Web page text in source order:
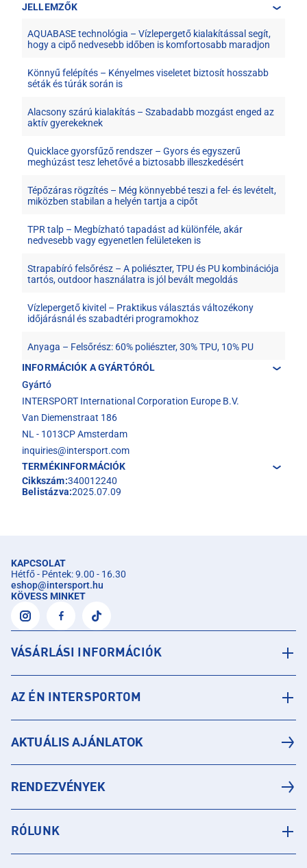
JELLEMZŐK
AQUABASE technológia – Vízlepergető kialakítással segít,
hogy a cipő nedvesebb időben is komfortosabb maradjon
Könnyű felépítés – Kényelmes viseletet biztosít hosszabb
séták és túrák során is
Alacsony szárú kialakítás – Szabadabb mozgást enged az
aktív gyerekeknek
Quicklace gyorsfűző rendszer – Gyors és egyszerű
meghúzást tesz lehetővé a biztosabb illeszkedésért
Tépőzáras rögzítés – Még könnyebbé teszi a fel- és levételt,
miközben stabilan a helyén tartja a cipőt
TPR talp – Megbízható tapadást ad különféle, akár
nedvesebb vagy egyenetlen felületeken is
Strapabíró felsőrész – A poliészter, TPU és PU kombinációja
tartós, outdoor használatra is jól bevált megoldás
Vízlepergető kivitel – Praktikus választás változékony
időjárásnál és szabadtéri programokhoz
Anyaga – Felsőrész: 60% poliészter, 30% TPU, 10% PU
INFORMÁCIÓK A GYÁRTÓRÓL
Gyártó
INTERSPORT International Corporation Europe B.V.
Van Diemenstraat 186
NL - 1013CP Amsterdam
inquiries@intersport.com
TERMÉKINFORMÁCIÓK
Cikkszám:340012240
Belistázva:2025.07.09
KAPCSOLAT
Hétfő - Péntek: 9.00 - 16.30
eshop@intersport.hu
KÖVESS MINKET
VÁSÁRLÁSI INFORMÁCIÓK
AZ ÉN INTERSPORTOM
AKTUÁLIS AJÁNLATOK
RENDEZVÉNYEK
RÓLUNK